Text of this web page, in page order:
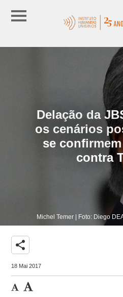
Delação da
os cenários
se
contra
Michel Temer | Foto: Diego
share
18 Mai 2017